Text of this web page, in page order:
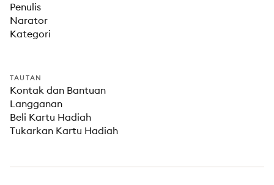
Penulis
Narator
Kategori
TAUTAN
Kontak dan Bantuan
Langganan
Beli Kartu Hadiah
Tukarkan Kartu Hadiah